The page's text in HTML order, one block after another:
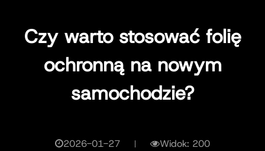
Czy warto stosować folię
ochronną na nowym
samochodzie?
2026-01-27 Widok: 200